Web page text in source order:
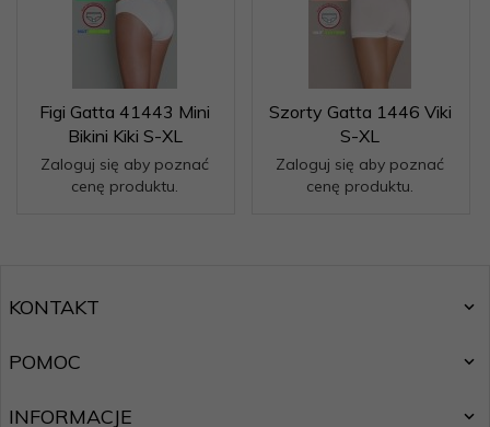
Figi Gatta 41443 Mini
Bikini Kiki S-XL
Zaloguj się aby poznać
cenę produktu.
Szorty Gatta 1446 Viki
S-XL
Zaloguj się aby poznać
cenę produktu.
KONTAKT
POMOC
INFORMACJE